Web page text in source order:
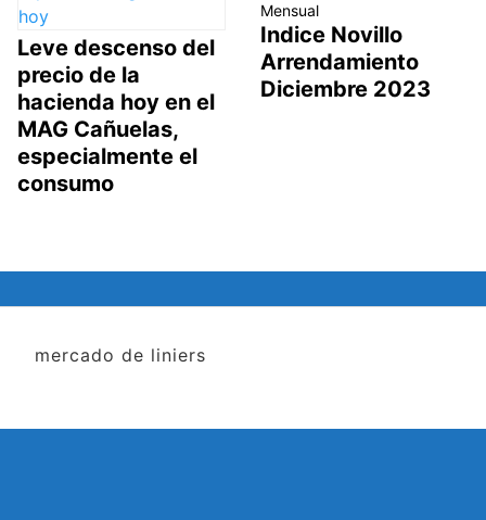
Leve descenso del
precio de la
hacienda hoy en el
MAG Cañuelas,
especialmente el
consumo
Mensual
Indice Novillo
Arrendamiento
Diciembre 2023
mercado de liniers